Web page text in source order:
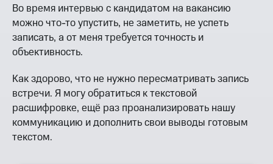
Во время интервью с кандидатом на вакансию
можно что-то упустить, не заметить, не успеть
записать, а от меня требуется точность и
объективность.
Как здорово, что не нужно пересматривать запись
встречи. Я могу обратиться к текстовой
расшифровке, ещё раз проанализировать нашу
коммуникацию и дополнить свои выводы готовым
текстом.